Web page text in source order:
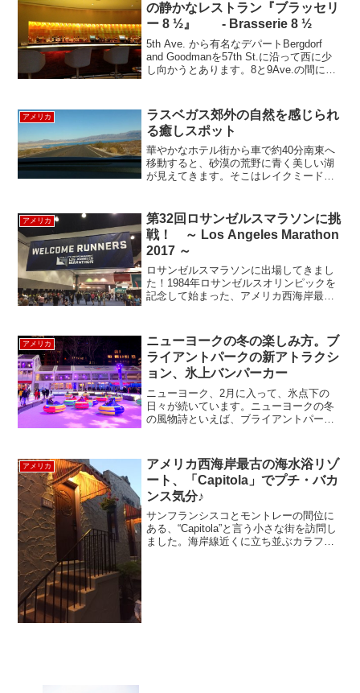
の静かなレストラン『ブラッセリ
ー 8 ½』 - Brasserie 8 ½
5th Ave. から有名なデパートBergdorf
and Goodmanを57th St.に沿って西に少
し向かうとあります。8と9Ave.の間に位
が、レストラン...
アメリカ
ラスベガス郊外の自然を感じられ
る癒しスポット
華やかなホテル街から車で約40分南東へ
移動すると、砂漠の荒野に青く美しい湖
が見えてきます。そこはレイクミード国
の国立保養地で、...
アメリカ
第32回ロサンゼルスマラソンに挑
戦！ ～ Los Angeles Marathon
2017 ～
ロサンゼルスマラソンに出場してきまし
た！1984年ロサンゼルスオリンピックを
記念して始まった、アメリカ西海岸最大
42.195km(26.2miles)のフルマラソンのコ
ース...
アメリカ
ニューヨークの冬の楽しみ方。ブ
ライアントパークの新アトラクシ
ョン、氷上バンパーカー
ニューヨーク、2月に入って、氷点下の
日々が続いています。ニューヨークの冬
の風物詩といえば、ブライアントパーク
める新しいアクティビティーが登場しま
した。遊園地等でお馴染み...
アメリカ
アメリカ西海岸最古の海水浴リゾ
ート、「Capitola」でプチ・バカ
ンス気分♪
サンフランシスコとモントレーの間位に
ある、“Capitola”と言う小さな街を訪問し
ました。海岸線近くに立ち並ぶカラフル